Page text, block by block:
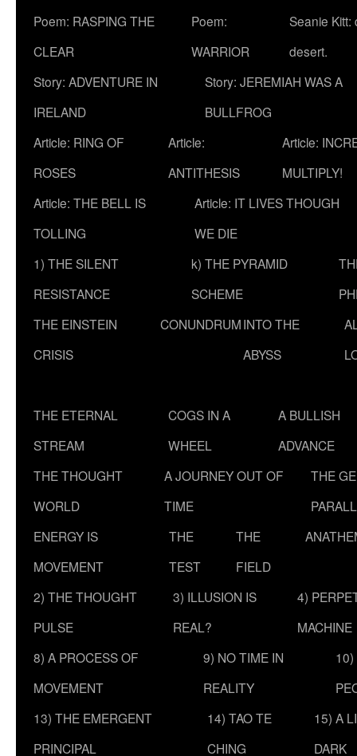
Poem: RASPING THE
CLEAR
Poem:
WARRIOR
Seanie Kitt:
desert.
Story: ADVENTURE IN
IRELAND
Story: JEREMIAH WAS A
BULLFROG
Article: RING OF
ROSES
Article:
ANTITHESIS
Article:
MULTIPLY!
Article: THE BELL IS
TOLLING
Article: IT LIVES THOUGH
WE DIE
1) THE SILENT
RESISTANCE
k) THE PYRAMID
SCHEME
THE EINSTEIN
CRISIS
CONUNDRUMINTO THE
ABYSS
THE ETERNAL
STREAM
COGS IN A
WHEEL
A BULLISH
ADVANCE
THE THOUGHT
WORLD
A JOURNEY OUT OF
TIME
THE
ENERGY IS
MOVEMENT
THE
TEST
THE
FIELD
2) THE THOUGHT
PULSE
3) ILLUSION IS
REAL?
4)
MACHINE
8) A PROCESS OF
MOVEMENT
9) NO TIME IN
REALITY
13) THE EMERGENT
PRINCIPAL
14) TAO TE
CHING
15) A
DARK